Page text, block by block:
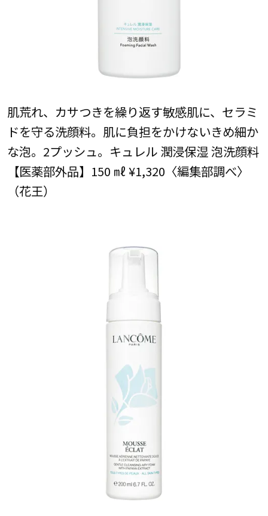
肌荒れ、カサつきを繰り返す敏感肌に、セラミ
ドを守る洗顔料。肌に負担をかけないきめ細か
な泡。2プッシュ。キュレル 潤浸保湿 泡洗顔料
【医薬部外品】150 ㎖ ¥1,320〈編集部調べ〉
（花王）